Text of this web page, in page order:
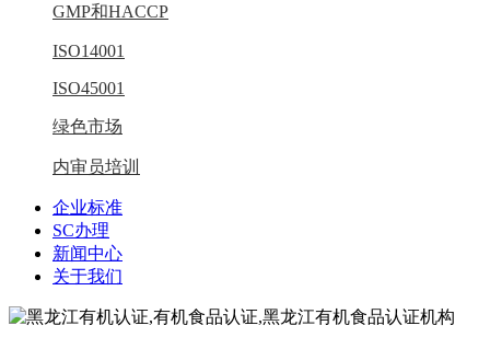
GMP和HACCP
ISO14001
ISO45001
绿色市场
内审员培训
企业标准
SC办理
新闻中心
关于我们